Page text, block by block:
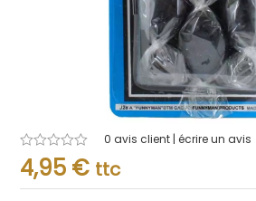
Note
0.001
sur
0 avis client | écrire un avis
4,95 € ttc